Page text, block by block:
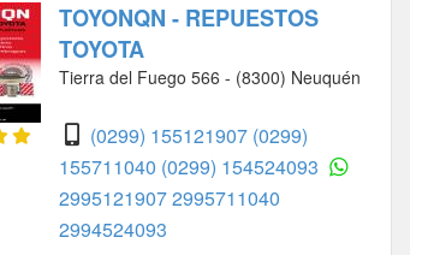
TOYONQN - REPUESTOS
TOYOTA
Tierra del Fuego 566 - (8300) Neuquén
(0299) 155121907 (0299)
155711040 (0299) 154524093
29951219072995711040
2994524093